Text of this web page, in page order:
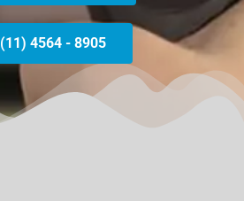
(11) 4564 - 8905